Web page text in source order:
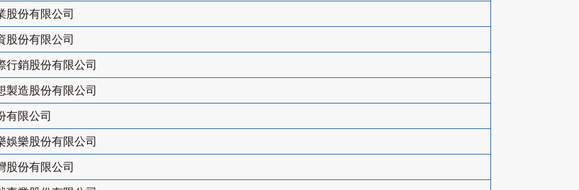
股份有限公司
股份有限公司
行銷股份有限公司
製造股份有限公司
有限公司
娛樂股份有限公司
股份有限公司